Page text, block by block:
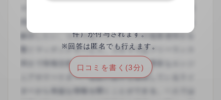
事に加え、別のお仕事のご紹介もいただけて非常に
自信になりました。クライアントの無茶な要望に対
しても交渉いただき、ライターを守ってくれる温か
い現場だと感じました。ぜひまたご一緒したいと思
っております。
件）が付与されます。
※回答は匿名でも行えます。
口コミを書く(3分)